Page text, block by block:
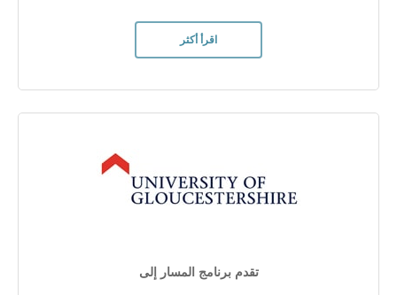
اقرأ أكثر
تقدم برنامج المسار إلى